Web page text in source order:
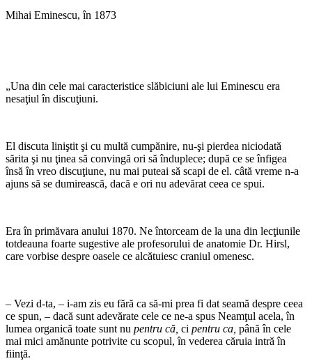
Mihai Eminescu, în 1873
„Una din cele mai caracteristice slăbi­ciuni ale lui Eminescu era
nesaţiul în discuţiuni.
El discuta liniştit şi cu multă cumpă­nire, nu-şi pierdea niciodată
sărita şi nu ţinea să convingă ori să înduplece; după ce se înfigea
însă în vreo discuţiune, nu mai puteai să scapi de el. câtă vreme n-a
ajuns să se dumirească, dacă e ori nu adevărat ceea ce spui.
Era în primăvara anului 1870. Ne în­torceam de la una din lecţiunile
totdeauna foarte sugestive ale profesorului de ana­tomie Dr. Hirsl,
care vorbise despre oa­sele ce alcătuiesc craniul omenesc.
– Vezi d-ta, – i-am zis eu fără ca să-mi prea fi dat seamă despre ceea
ce spun, – dacă sunt adevărate cele ce ne-a spus Neamţul acela, în
lumea organică toate sunt nu pentru că, ci pentru ca, până în cele
mai mici amănunte potrivite cu sco­pul, în vederea căruia intră în
fiinţă.